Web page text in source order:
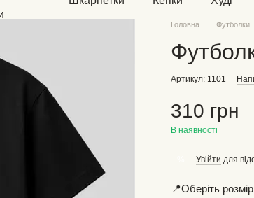
Головна Футболки
Артикул: 1101
310 грн
В наявності
Увійти для
📍Оберіть